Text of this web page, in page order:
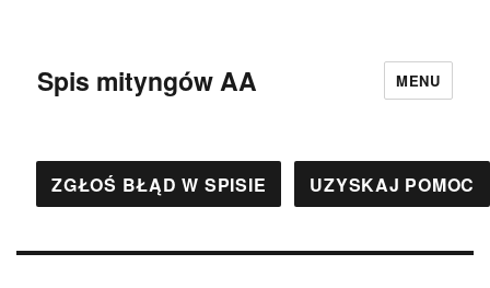
Spis mityngów AA MENU
ZGŁOŚ BŁĄD W SPISIE UZYSKAJ POMOC